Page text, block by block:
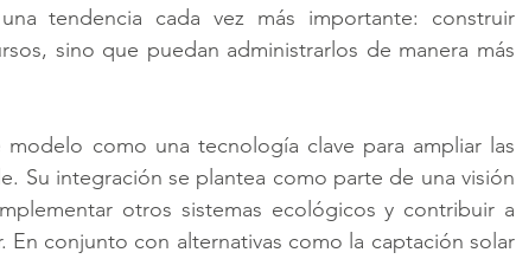
tendencia cada vez más importante: construir
sino que puedan administrarlos de manera más
como una tecnología clave para ampliar las
Su integración se plantea como parte de una visión
otros sistemas ecológicos y contribuir a
En conjunto con alternativas como la captación solar